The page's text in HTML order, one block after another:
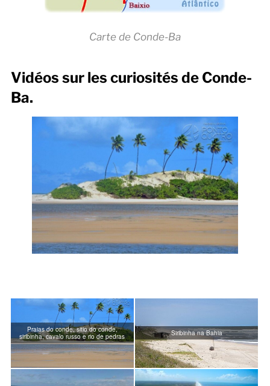
Carte de Conde-Ba
Vidéos sur les curiosités de Conde-
Ba.
Praias do conde, sitio do conde,
siribinha, cavalo russo e rio de pedras
Siribinha na Bahia